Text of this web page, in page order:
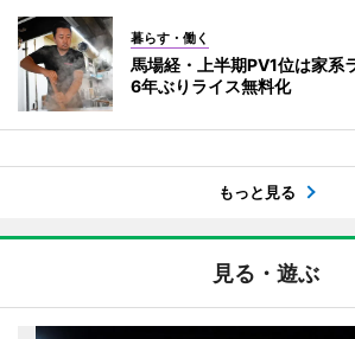
暮らす・働く
馬場経・上半期PV1位は家系
6年ぶりライス無料化
もっと見る
見る・遊ぶ